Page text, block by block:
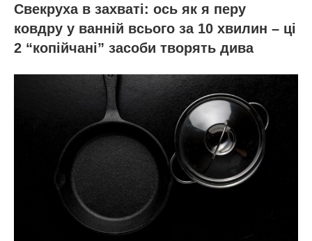
Свекруха в захваті: ось як я перу
ковдру у ванній всього за 10 хвилин – ці
2 “копійчані” засоби творять дива